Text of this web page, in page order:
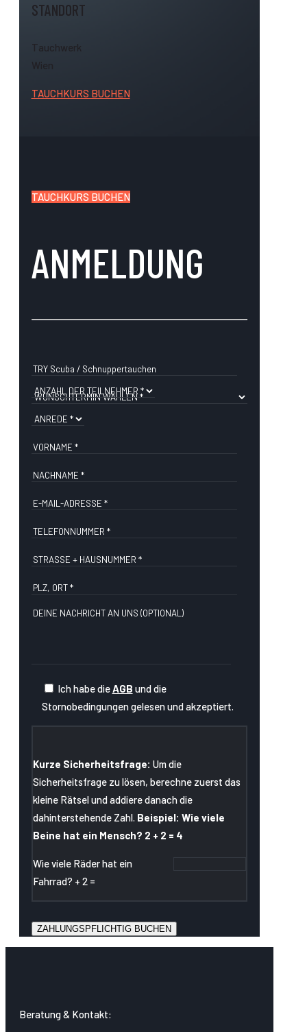
STANDORT
Tauchwerk
Wien
TAUCHKURS BUCHEN
TAUCHKURS BUCHEN
ANMELDUNG
Ich habe dieAGB und die
Stornobedingungen gelesen und akzeptiert.
Kurze Sicherheitsfrage: Um die
Sicherheitsfrage zu lösen, berechne zuerst das
kleine Rätsel und addiere danach die
dahinterstehende Zahl. Beispiel: Wie viele
Beine hat ein Mensch? 2 + 2 = 4
Wie viele Räder hat ein
Fahrrad? + 2 =
Beratung & Kontakt: